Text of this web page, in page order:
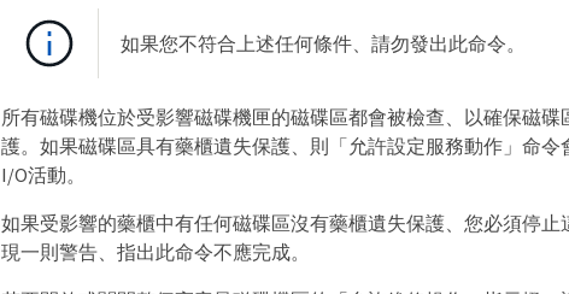
如果您不符合上述任何條件、請勿發出此命令。
所有磁碟機位於受影響磁碟機匣的磁碟區都會被檢查、以確保磁
護。如果磁碟區具有藥櫃遺失保護、則「允許設定服務動作」命
I/O活動。
如果受影響的藥櫃中有任何磁碟區沒有藥櫃遺失保護、您必須停
現一則警告、指出此命令不應完成。